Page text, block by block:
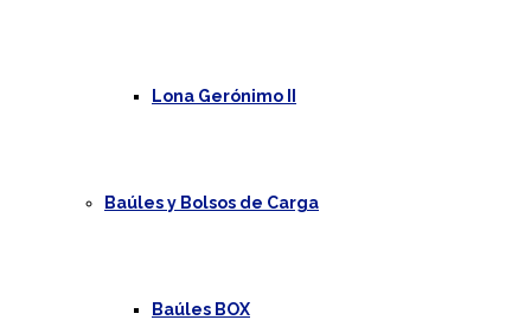
Lona Gerónimo II
Baúles y Bolsos de Carga
Baúles BOX